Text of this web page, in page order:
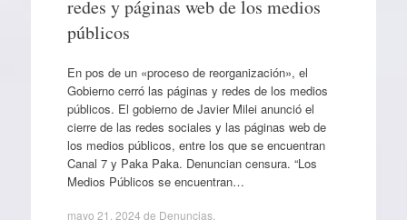
redes y páginas web de los medios
públicos
En pos de un «proceso de reorganización», el
Gobierno cerró las páginas y redes de los medios
públicos. El gobierno de Javier Milei anunció el
cierre de las redes sociales y las páginas web de
los medios públicos, entre los que se encuentran
Canal 7 y Paka Paka. Denuncian censura. “Los
Medios Públicos se encuentran…
mayo 21, 2024 de Denuncias.